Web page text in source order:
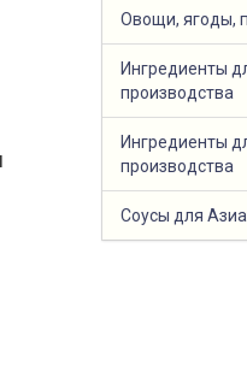
Овощи, ягоды,
Ингредиенты
производства
Ингредиенты
производства
Соусы для